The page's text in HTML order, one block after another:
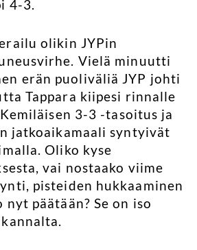
4-3.
olikin JYPin
Vielä minuutti
erän puoliväliä JYP johti
Tappara kiipesi rinnalle
3-3 -tasoitus ja
jatkoaikamaali syntyivät
Oliko kyse
vai nostaako viime
pisteiden hukkaaminen
nyt päätään? Se on iso